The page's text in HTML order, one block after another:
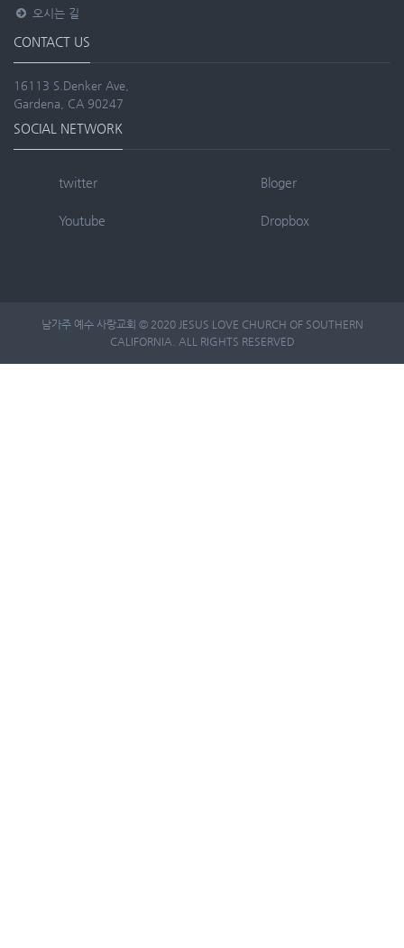
오시는 길
CONTACT US
16113 S.Denker Ave,
Gardena, CA 90247
SOCIAL NETWORK
twitter
Youtube
Bloger
Dropbox
남가주 예수 사랑교회 © 2020 JESUS LOVE CHURCH OF SOUTHERN
CALIFORNIA. ALL RIGHTS RESERVED